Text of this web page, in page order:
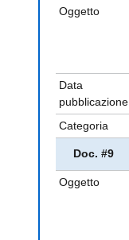
Oggetto
Data
pubblicazione
Categoria
Doc. #9
Oggetto